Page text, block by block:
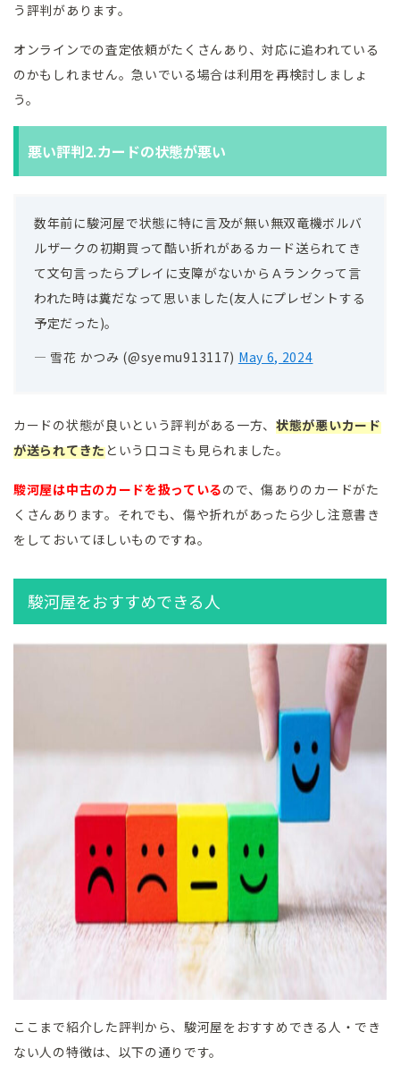
う評判があります。
オンラインでの査定依頼がたくさんあり、対応に追われている
のかもしれません。急いでいる場合は利用を再検討しましょ
う。
悪い評判2.カードの状態が悪い
数年前に駿河屋で状態に特に言及が無い無双竜機ボルバ
ルザークの初期買って酷い折れがあるカード送られてき
て文句言ったらプレイに支障がないからＡランクって言
われた時は糞だなって思いました(友人にプレゼントする
予定だった)。
— 雪花 かつみ (@syemu913117) May 6, 2024
カードの状態が良いという評判がある一方、 状態が悪いカード
が送られてきたという口コミも見られました。
駿河屋は中古のカードを扱っているので、傷ありのカードがた
くさんあります。それでも、傷や折れがあったら少し注意書き
をしておいてほしいものですね。
駿河屋をおすすめできる人
ここまで紹介した評判から、駿河屋をおすすめできる人・でき
ない人の特徴は、以下の通りです。